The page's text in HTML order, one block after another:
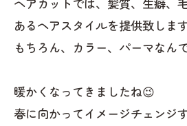
あるヘアスタイルを提供致します
もちろん、カラー、パーマなん
暖かくなってきましたね😉
春に向かってイメージチェンジ